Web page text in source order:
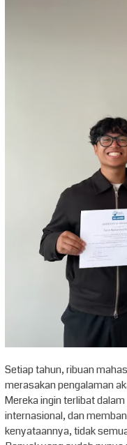
Setiap tahun, ribuan
merasakan pengalaman
Mereka ingin terlibat
internasional, dan
kenyataannya, tidak